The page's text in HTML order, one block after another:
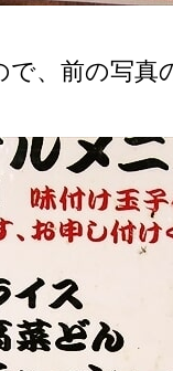
、前の写真